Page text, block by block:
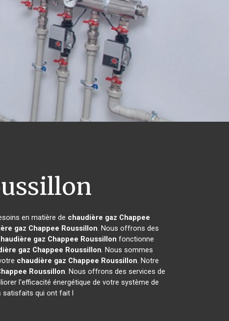
en matière de chaudière gaz Chappee
gaz Chappee Roussillon. Nous offrons des
gaz Chappee Roussillon fonctionne
gaz Chappee Roussillon. Nous sommes
chaudière gaz Chappee Roussillon. Notre
Roussillon. Nous offrons des services de
l'efficacité énergétique de votre système de
satisfaits qui ont fait l